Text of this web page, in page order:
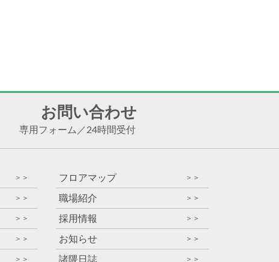
お問い合わせ
専用フォーム ／24時間受付
＞＞
＞＞
＞＞
＞＞
＞＞
フロアマップ ＞＞
職場紹介 ＞＞
採用情報 ＞＞
お知らせ ＞＞
諸隈日誌 ＞＞